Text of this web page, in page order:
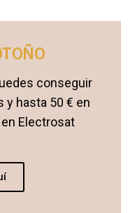
conseguir
y hasta 50 € en
Electrosat